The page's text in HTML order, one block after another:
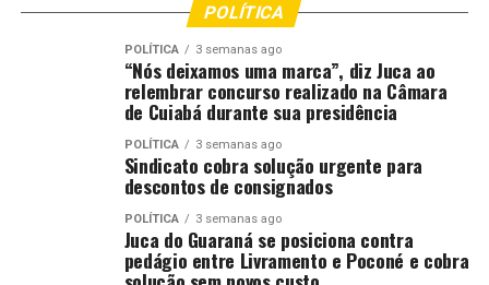
Na sequência, o debate ganhou outro enfoque com o
tema “O Papel do Cejusc e da Autocomposição na
Pacificação Social”, apresentando a mediação, a
conciliação e o acordo como alternativas inteligentes e
modernas de resolver conflitos sociais.
“Focamos no ensino de direitos fundamentais, na
prevenção e na resolução de conflitos, mostrando
sobretudo aos estudantes que resolver conflitos no
‘grito’ ou na violência não é o caminho. Sentar-se à
POLÍTICA
POLÍTICA 3 semanas ago
“Nós deixamos uma marca”, diz Juca ao
relembrar concurso realizado na Câmara
de Cuiabá durante sua presidência
POLÍTICA 3 semanas ago
Sindicato cobra solução urgente para
descontos de consignados
POLÍTICA 3 semanas ago
Juca do Guaraná se posiciona contra
pedágio entre Livramento e Poconé e cobra